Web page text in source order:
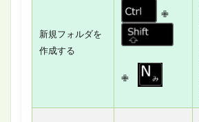
新規フォルダを
作成する
✙
✙